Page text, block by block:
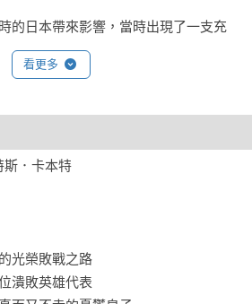
的日本帶來影響，當時出現了一支充
，這些壯士即便自知無法撼動戰爭大
而從容赴死，莫里斯同樣做了深刻的
拋物線：
、得到最初的成就，
敢而尊貴的死亡。」
析日本自殺與英雄文化脈絡最重要的
筆觸、動人且充滿故事性的敘事，加
看更多
．卡本特
光榮敗戰之路
潰敗英雄代表